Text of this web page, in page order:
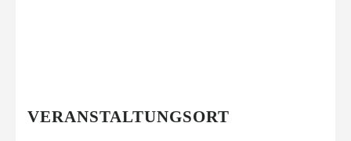
VERANSTALTUNGSORT